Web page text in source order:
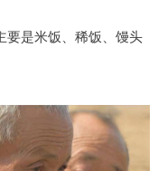
要是米饭、稀饭、馒头